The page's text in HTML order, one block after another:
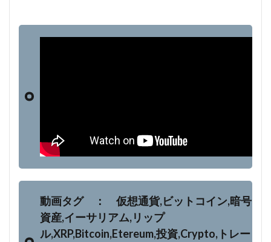
動画タグ ： 仮想通貨,ビットコイン,暗号
資産,イーサリアム,リップ
ル,XRP,Bitcoin,Etereum,投資,Crypto,トレー